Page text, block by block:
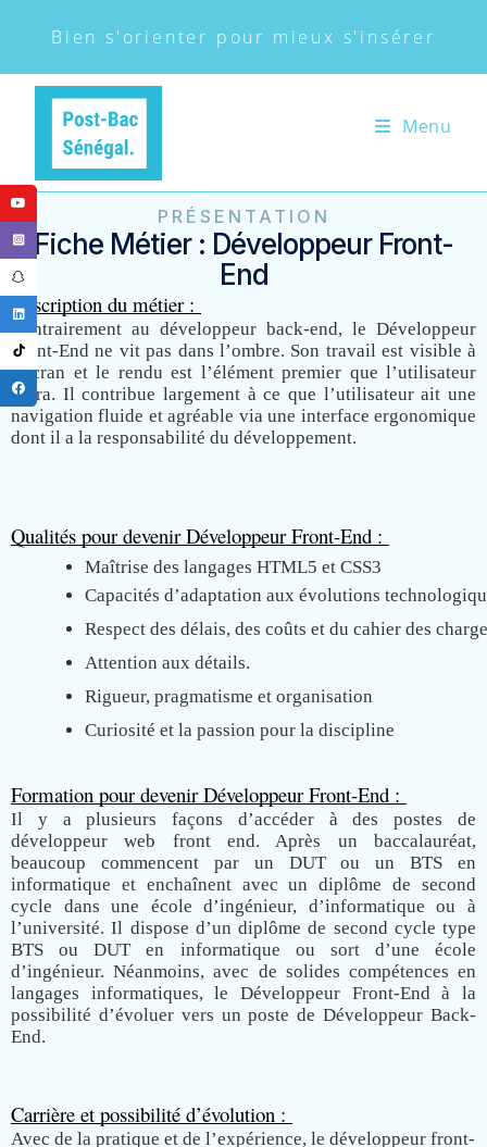
Bien s'orienter pour mieux s'insérer
Menu
PRÉSENTATION
Fiche Métier : Développeur Front-
End
Description du métier :
Contrairement au développeur back-end, le Développeur
Front-End ne vit pas dans l’ombre. Son travail est visible à
l’écran et le rendu est l’élément premier que l’utilisateur
verra. Il contribue largement à ce que l’utilisateur ait une
navigation fluide et agréable via une interface ergonomique
dont il a la responsabilité du développement.
Qualités pour devenir Développeur Front-End :
Maîtrise des langages HTML5 et CSS3
Capacités d’adaptation aux évolutions
Respect des délais, des coûts et du cahier des
Attention aux détails.
Rigueur, pragmatisme et organisation
Curiosité et la passion pour la discipline
Formation pour devenir Développeur Front-End :
Il y a plusieurs façons d’accéder à des postes de
développeur web front end. Après un baccalauréat,
beaucoup commencent par un DUT ou un BTS en
informatique et enchaînent avec un diplôme de second
cycle dans une école d’ingénieur, d’informatique ou à
l’université. Il dispose d’un diplôme de second cycle type
BTS ou DUT en informatique ou sort d’une école
d’ingénieur. Néanmoins, avec de solides compétences en
langages informatiques, le Développeur Front-End à la
possibilité d’évoluer vers un poste de Développeur Back-
End.
Carrière et possibilité d’évolution :
Avec de la pratique et de l’expérience, le développeur front-